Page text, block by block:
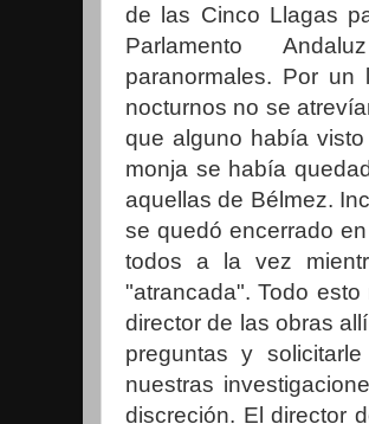
de las Cinco Llagas
Parlamento
paranormales. Por
nocturnos no se
que alguno había
monja se había
aquellas de Bélmez.
se quedó encerrado
todos a la vez
"atrancada". Todo
director de las obras
preguntas y
nuestras
discreción. El director